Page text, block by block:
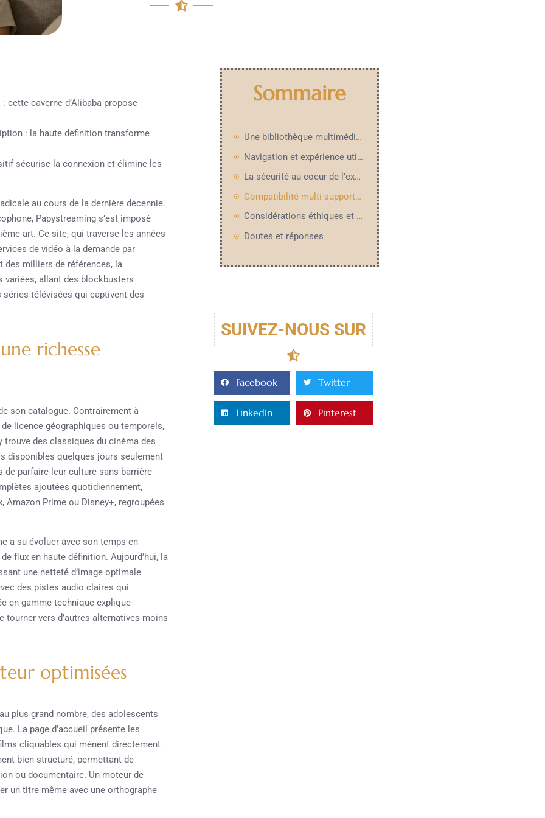
caverne d’Alibaba propose
: la haute définition transforme
sécurise la connexion et élimine les
au cours de la dernière décennie.
Papystreaming s’est imposé
art. Ce site, qui traverse les années
de vidéo à la demande par
des milliers de références, la
allant des blockbusters
télévisées qui captivent des
richesse
son catalogue. Contrairement à
licence géographiques ou temporels,
des classiques du cinéma des
disponibles quelques jours seulement
parfaire leur culture sans barrière
ajoutées quotidiennement,
Prime ou Disney+, regroupées
a su évoluer avec son temps en
flux en haute définition. Aujourd’hui, la
une netteté d’image optimale
des pistes audio claires qui
en gamme technique explique
vers d’autres alternatives moins
optimisées
plus grand nombre, des adolescents
La page d’accueil présente les
cliquables qui mènent directement
bien structuré, permettant de
ou documentaire. Un moteur de
un titre même avec une orthographe
Sommaire
Une bibliothèque multimédia d’une richesse exceptionnelle
Navigation et expérience utilisateur optimisées
La sécurité au coeur de l’expérience de streaming
Compatibilité multi-supports et flexibilité
Considérations éthiques et avenir du streaming
Doutes et réponses
SUIVEZ-NOUS SUR
Facebook Twitter
LinkedIn Pinterest